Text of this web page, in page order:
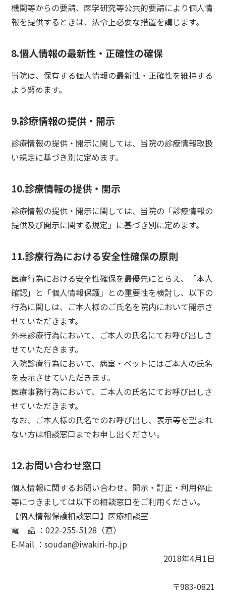
機関等からの要請、医学研究等公共的要請により個人情
報を提供するときは、法令上必要な措置を講じます。
8.個人情報の最新性・正確性の確保
当院は、保有する個人情報の最新性・正確性を維持する
よう努めます。
9.診療情報の提供・開示
診療情報の提供・開示に関しては、当院の診療情報取扱
い規定に基づき別に定めます。
10.診療情報の提供・開示
診療情報の提供・開示に関しては、当院の「診療情報の
提供及び開示に関する規定」に基づき別に定めます。
11.診療行為における安全性確保の原則
医療行為における安全性確保を最優先にとらえ、「本人
確認」と「個人情報保護」との重要性を検討し、以下の
行為に関しは、ご本人様のご氏名を院内において開示さ
せていただきます。
外来診療行為において、ご本人の氏名にてお呼び出しさ
せていただきます。
入院診療行為において、病室・ベットにはご本人の氏名
を表示させていただきます。
医療事務行為において、ご本人の氏名にてお呼び出しさ
せていただきます。
なお、ご本人様の氏名でのお呼び出し、表示等を望まれ
ない方は相談窓口までお申し出ください。
12.お問い合わせ窓口
個人情報に関するお問い合わせ、開示・訂正・利用停止
等につきましては以下の相談窓口をご利用ください。
【個人情報保護相談窓口】医療相談室
電 話 ：022-255-5128（直）
E-Mail ：soudan@iwakiri-hp.jp
2018年4月1日
〒983-0821